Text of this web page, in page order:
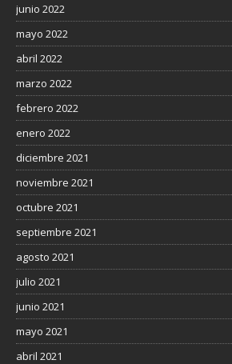
junio 2022
mayo 2022
abril 2022
marzo 2022
febrero 2022
enero 2022
diciembre 2021
noviembre 2021
octubre 2021
septiembre 2021
agosto 2021
julio 2021
junio 2021
mayo 2021
abril 2021